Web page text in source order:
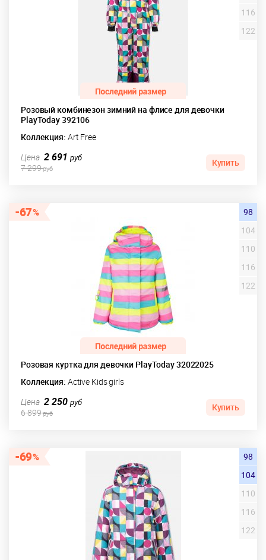
Розовый комбинезон зимний на флисе для девочки
PlayToday 392106
Коллекция: Art Free
116
122
Цена 2 691 руб
7 299руб
Купить
67
Розовая куртка для девочки PlayToday 32022025
Коллекция: Active Kids girls
98
104
110
116
122
Цена 2 250 руб
6 899руб
Купить
69
98
104
110
116
122